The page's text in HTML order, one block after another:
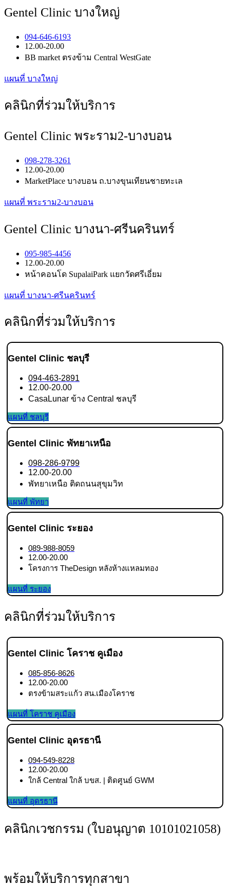
Gentel Clinic บางใหญ่
094-646-6193
12.00-20.00
BB market ตรงข้าม Central WestGate
แผนที่ บางใหญ่
คลินิกที่ร่วมให้บริการ
Gentel Clinic พระราม2-บางบอน
098-278-3261
12.00-20.00
MarketPlace บางบอน ถ.บางขุนเทียนชายทะเล
แผนที่ พระราม2-บางบอน
Gentel Clinic บางนา-ศรีนครินทร์
095-985-4456
12.00-20.00
หน้าคอนโด SupalaiPark แยกวัดศรีเอี่ยม
แผนที่ บางนา-ศรีนครินทร์
คลินิกที่ร่วมให้บริการ
Gentel Clinic ชลบุรี
094-463-2891
12.00-20.00
CasaLunar ข้าง Central ชลบุรี
แผนที่ ชลบุรี
Gentel Clinic พัทยาเหนือ
098-286-9799
12.00-20.00
พัทยาเหนือ ติดถนนสุขุมวิท
แผนที่ พัทยา
Gentel Clinic ระยอง
089-988-8059
12.00-20.00
โครงการ TheDesign หลังห้างแหลมทอง
แผนที่ ระยอง
คลินิกที่ร่วมให้บริการ
Gentel Clinic โคราช คูเมือง
085-856-8626
12.00-20.00
ตรงข้ามสระแก้ว สน.เมืองโคราช
แผนที่ โคราช คูเมือง
Gentel Clinic อุดรธานี
094-549-8228
12.00-20.00
ใกล้ Central ใกล้ บขส. | ติดศูนย์ GWM
แผนที่ อุดรธานี
คลินิกเวชกรรม (ใบอนุญาต 10101021058)
พร้อมให้บริการทุกสาขา